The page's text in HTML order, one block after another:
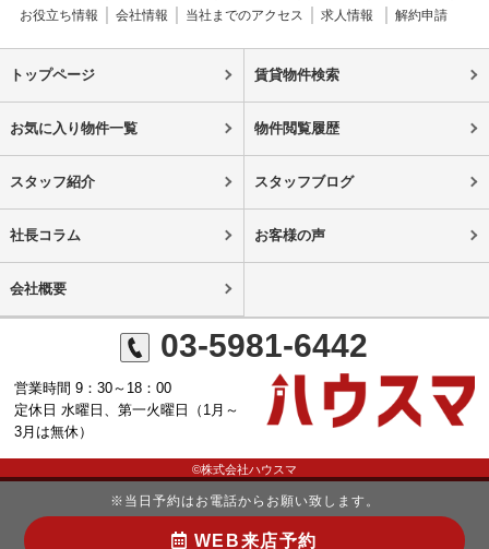
お役立ち情報
会社情報 当社までのアクセス 求人情報 解約申請
トップページ 賃貸物件検索
お気に入り物件一覧 物件閲覧履歴
スタッフ紹介 スタッフブログ
社長コラム お客様の声
会社概要
03-5981-6442
営業時間 9：30～18：00
定休日 水曜日、第一火曜日（1月～
3月は無休）
©株式会社ハウスマ
※当日予約はお電話からお願い致します。
WEB来店予約